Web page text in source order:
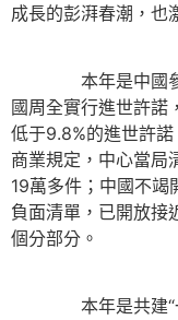
成長的彭湃春潮，也
本年是中國參加
國周全實行進世許諾
低于9.8%的進世許
商業規定，中心當局
19萬多件；中國不竭
負面清單，已開放接
個分部分。
本年是共建“一